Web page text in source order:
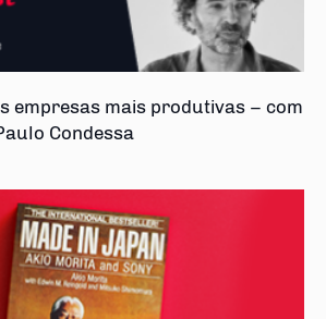
empresas mais produtivas – com
Condessa